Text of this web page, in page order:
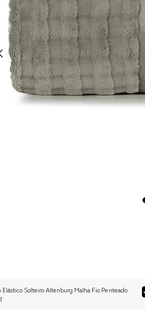
Elástico Solteiro Altenburg Malha Fio Penteado